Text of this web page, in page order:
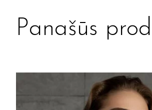
Panašūs